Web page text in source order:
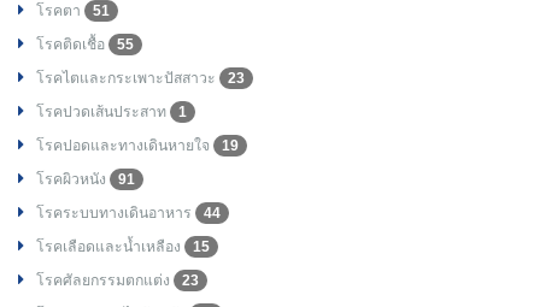
โรคตา
51
โรคติดเชื้อ
55
โรคไตและกระเพาะปัสสาวะ
23
โรคปวดเส้นประสาท
1
โรคปอดและทางเดินหายใจ
19
โรคผิวหนัง
91
โรคระบบทางเดินอาหาร
44
โรคเลือดและน้ำเหลือง
15
โรคศัลยกรรมตกแต่ง
23